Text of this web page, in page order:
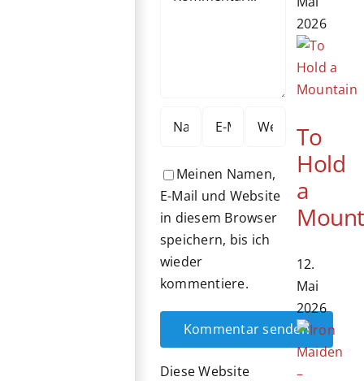
Meinen Namen,
E-Mail und Website
in diesem Browser
speichern, bis ich
wieder
kommentiere.
Diese Website
2026
To
Hold
a
12.
Mai
2026